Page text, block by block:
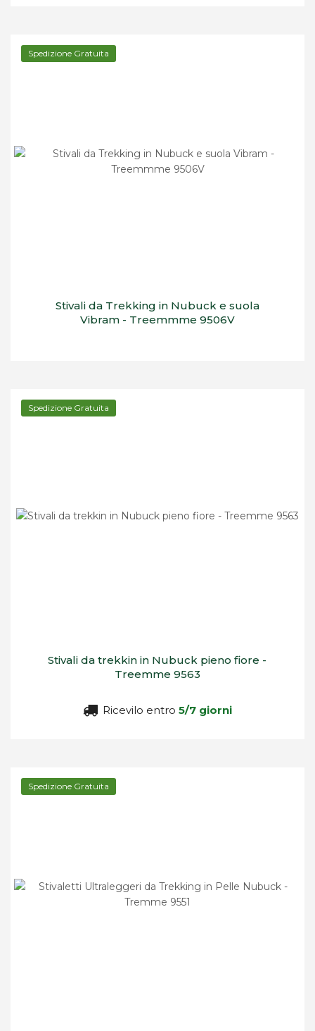
Spedizione Gratuita
Stivali da Trekking in Nubuck e suola
Vibram - Treemmme 9506V
Spedizione Gratuita
Stivali da trekkin in Nubuck pieno fiore -
Treemme 9563
Ricevilo entro 5/7 giorni
Spedizione Gratuita